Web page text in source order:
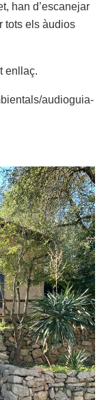
han d’escanejar
tots els àudios
enllaç.
audioguia-